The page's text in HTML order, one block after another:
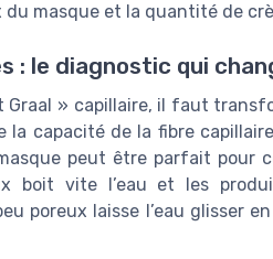
masque et la quantité de
: le diagnostic qui
Graal » capillaire, il faut
la capacité de la fibre
peut être parfait pour
boit vite l’eau et les
poreux laisse l’eau glisser